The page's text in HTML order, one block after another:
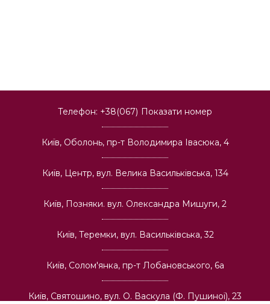
Телефон: +38(067) Показати номер
Київ, Оболонь, пр-т Володимира Івасюка, 4
Київ, Центр, вул. Велика Васильківська, 134
Київ, Позняки. вул. Олександра Мишуги, 2
Київ, Теремки, вул. Васильківська, 32
Київ, Солом'янка, пр-т Лобановського, 6а
Київ, Святошино, вул. О. Васкула (Ф. Пушиної), 23